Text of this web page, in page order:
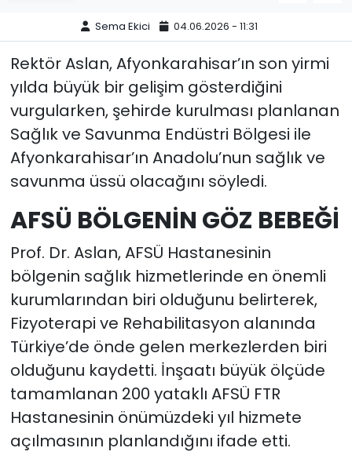
Sema Ekici 04.06.2026 - 11:31
Rektör Aslan, Afyonkarahisar’ın son yirmi
yılda büyük bir gelişim gösterdiğini
vurgularken, şehirde kurulması planlanan
Sağlık ve Savunma Endüstri Bölgesi ile
Afyonkarahisar’ın Anadolu’nun sağlık ve
savunma üssü olacağını söyledi.
AFSÜ BÖLGENİN GÖZ BEBEĞİ
Prof. Dr. Aslan, AFSÜ Hastanesinin
bölgenin sağlık hizmetlerinde en önemli
kurumlarından biri olduğunu belirterek,
Fizyoterapi ve Rehabilitasyon alanında
Türkiye’de önde gelen merkezlerden biri
olduğunu kaydetti. İnşaatı büyük ölçüde
tamamlanan 200 yataklı AFSÜ FTR
Hastanesinin önümüzdeki yıl hizmete
açılmasının planlandığını ifade etti.